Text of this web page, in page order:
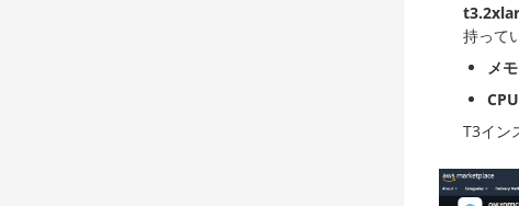
持って
メ
CPU
T3イン